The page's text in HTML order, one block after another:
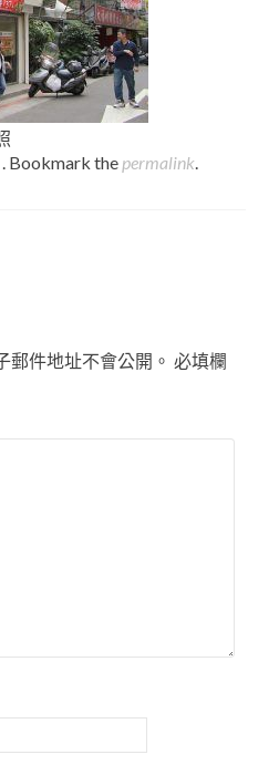
Bookmark the permalink.
郵件地址不會公開。 必填欄